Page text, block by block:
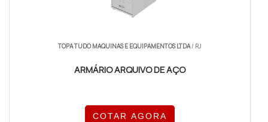
TOPA TUDO MAQUINAS E EQUIPAMENTOS LTDA/ RJ
ARMÁRIO ARQUIVO DE AÇO
COTAR AGORA